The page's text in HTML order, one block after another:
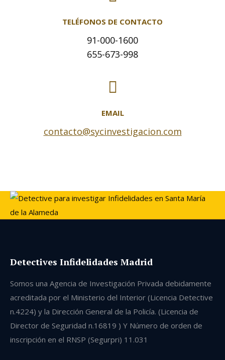
TELÉFONOS DE CONTACTO
91-000-1600
655-673-998
EMAIL
contacto@sycinvestigacion.com
Detectives Infidelidades Madrid
Somos una Agencia de Investigación Privada debidamente
acreditada por el Ministerio del Interior (Licencia Detective
n.4224) y la Dirección General de la Policía. (Licencia de
Director de Seguridad n.16819 ) Y Número de orden de
inscripción en el RNSP (Segurpri) 11.031